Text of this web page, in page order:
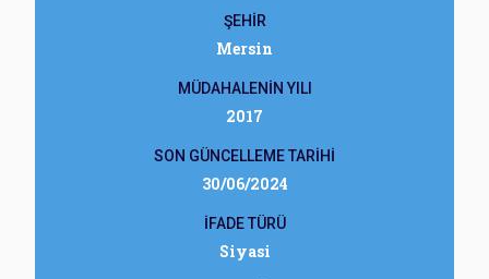
ŞEHİR
Mersin
MÜDAHALENİN YILI
2017
SON GÜNCELLEME TARİHİ
30/06/2024
İFADE TÜRÜ
Siyasi